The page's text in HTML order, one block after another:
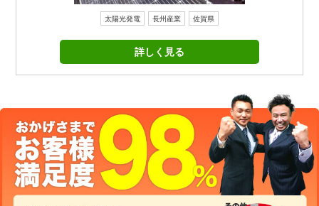
太陽光発電 長州産業 佐賀県
詳しく見る